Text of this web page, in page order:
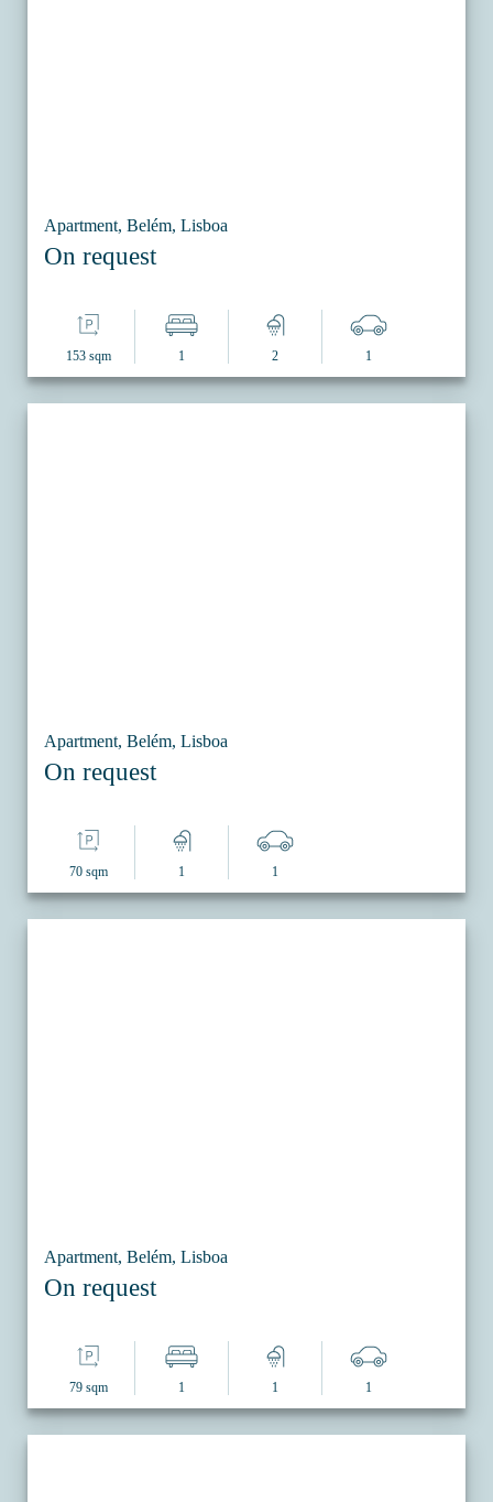
Apartment, Belém, Lisboa
On request
153 sqm 1 2 1
Apartment, Belém, Lisboa
On request
70 sqm 1 1
Apartment, Belém, Lisboa
On request
79 sqm 1 1 1